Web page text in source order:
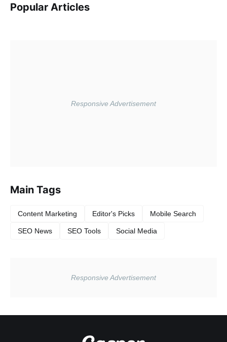
Popular Articles
Main Tags
Content Marketing Editor's Picks Mobile Search
SEO News SEO Tools Social Media